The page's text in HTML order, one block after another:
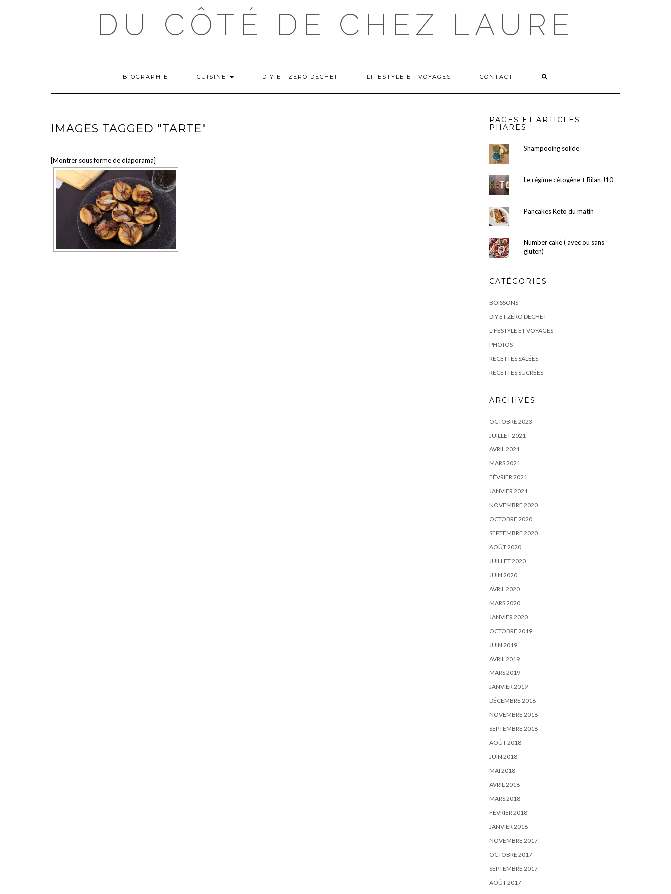
DU CÔTÉ DE CHEZ LAURE
BIOGRAPHIE CUISINE DIY ET ZÉRO DECHET LIFESTYLE ET VOYAGES CONTACT
IMAGES TAGGED "TARTE"
[Montrer sous forme de diaporama]
PAGES ET ARTICLES
PHARES
Shampooing solide
Le régime cétogène + Bilan J10
Pancakes Keto du matin
Number cake ( avec ou sans
gluten)
CATÉGORIES
BOISSONS
DIY ET ZÉRO DECHET
LIFESTYLE ET VOYAGES
PHOTOS
RECETTES SALÉES
RECETTES SUCRÉES
ARCHIVES
OCTOBRE 2023
JUILLET 2021
AVRIL 2021
MARS 2021
FÉVRIER 2021
JANVIER 2021
NOVEMBRE 2020
OCTOBRE 2020
SEPTEMBRE 2020
AOÛT 2020
JUILLET 2020
JUIN 2020
AVRIL 2020
MARS 2020
JANVIER 2020
OCTOBRE 2019
JUIN 2019
AVRIL 2019
MARS 2019
JANVIER 2019
DÉCEMBRE 2018
NOVEMBRE 2018
SEPTEMBRE 2018
AOÛT 2018
JUIN 2018
MAI 2018
AVRIL 2018
MARS 2018
FÉVRIER 2018
JANVIER 2018
NOVEMBRE 2017
OCTOBRE 2017
SEPTEMBRE 2017
AOÛT 2017